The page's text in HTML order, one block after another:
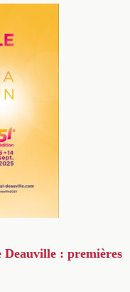
Deauville : premières